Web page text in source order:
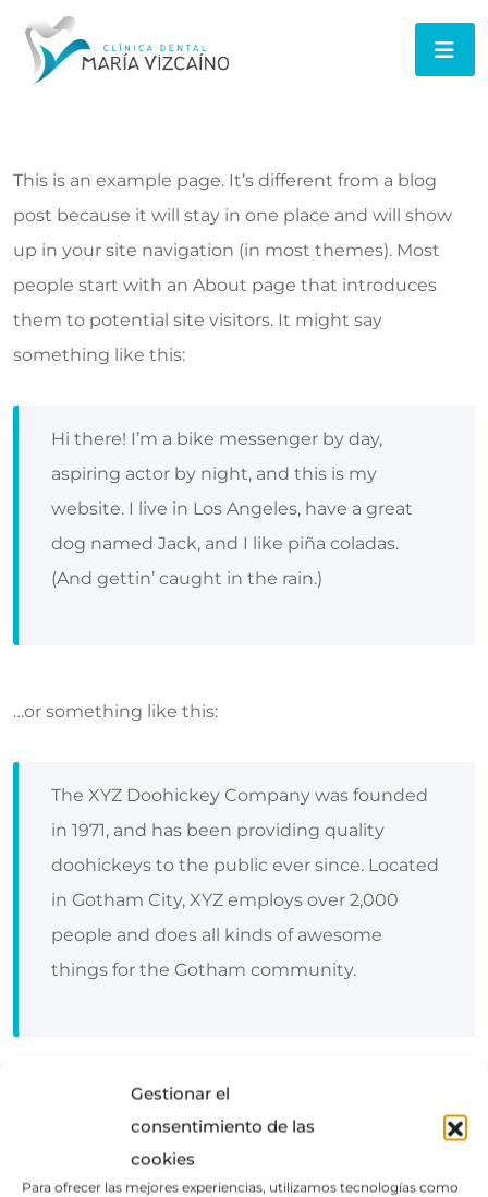
Gestionar el
consentimiento de las
cookies
Para ofrecer las mejores experiencias, utilizamos tecnologías como
This is an example page. It’s different from a blog
post because it will stay in one place and will show
up in your site navigation (in most themes). Most
people start with an About page that introduces
them to potential site visitors. It might say
something like this:
Hi there! I’m a bike messenger by day,
aspiring actor by night, and this is my
website. I live in Los Angeles, have a great
dog named Jack, and I like piña coladas.
(And gettin’ caught in the rain.)
…or something like this:
The XYZ Doohickey Company was founded
in 1971, and has been providing quality
doohickeys to the public ever since. Located
in Gotham City, XYZ employs over 2,000
people and does all kinds of awesome
things for the Gotham community.
As a new WordPress user, you should go to
to delete this page and create new pages
for your content. Have fun!